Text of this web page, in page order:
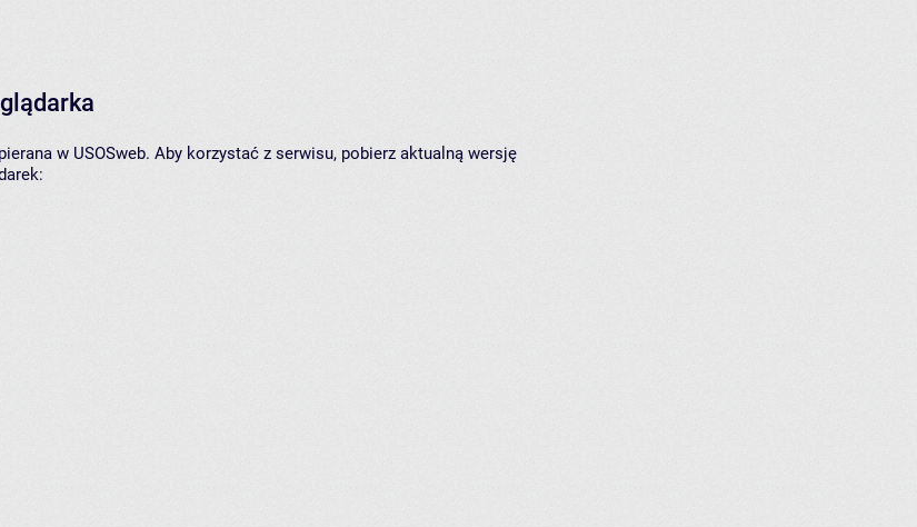
w USOSweb. Aby korzystać z serwisu, pobierz aktualną wersję